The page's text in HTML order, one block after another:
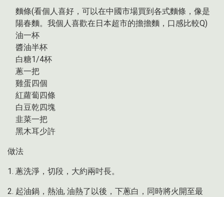
麵條(看個人喜好，可以在中國市場買到各式麵條，像是
陽春麵。我個人喜歡在日本超市的擔擔麵，口感比較Q)
油一杯
醬油半杯
白糖1/4杯
蔥一把
雞蛋四個
紅蘿蔔四條
白豆乾四塊
韭菜一把
黑木耳少許
做法
1. 蔥洗淨，切段，大約兩吋長。
2. 起油鍋，熱油, 油熱了以後，下蔥白，同時將火開至最